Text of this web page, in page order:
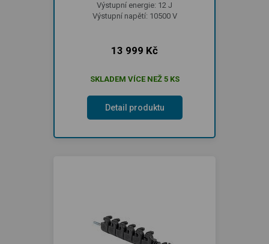
Výstupní energie: 12 J
Výstupní napětí: 10500 V
13 999 Kč
SKLADEM VÍCE NEŽ 5 KS
Detail produktu